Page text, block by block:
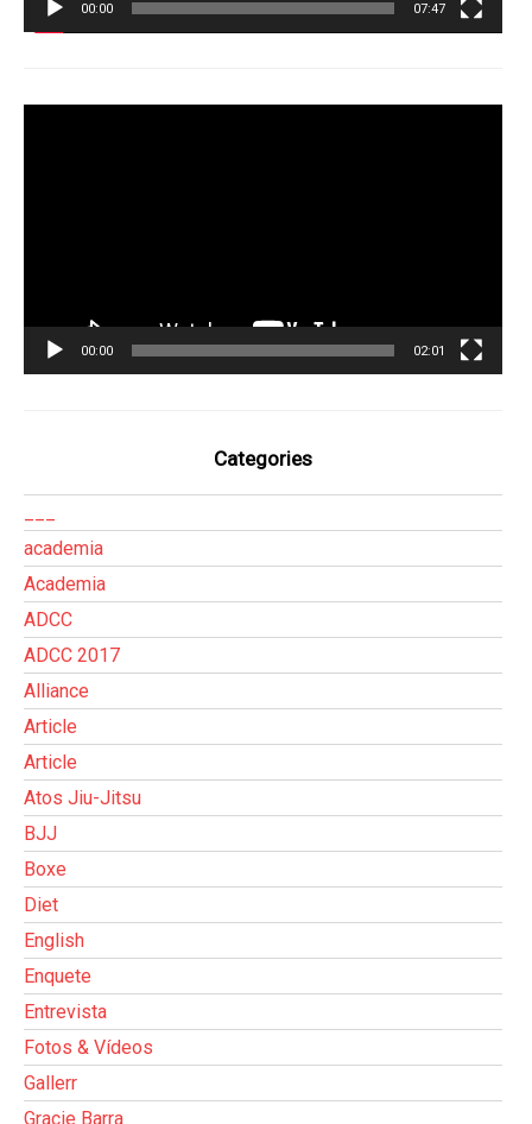
00:00 07:47
00:00 02:01
Categories
academia
Academia
ADCC
ADCC 2017
Alliance
Article
Article
Atos Jiu-Jitsu
BJJ
Boxe
Diet
English
Enquete
Entrevista
Fotos & Vídeos
Gallerr
Gracie Barra